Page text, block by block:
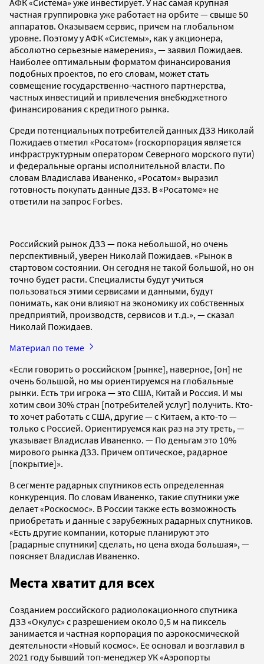
частная группировка уже работает на орбите — свыше 50
аппаратов. Оказываем сервис, причем на глобальном
уровне. Поэтому у АФК «Системы», как у акционера,
абсолютно серьезные намерения», — заявил Пожидаев.
Наиболее оптимальным форматом финансирования
подобных проектов, по его словам, может стать
совмещение государственно-частного партнерства,
частных инвестиций и привлечения внебюджетного
финансирования с кредитного рынка.
Среди потенциальных потребителей данных ДЗЗ Николай
Пожидаев отметил «Росатом» (госкорпорация является
инфраструктурным оператором Северного морского пути)
и федеральные органы исполнительной власти. По
словам Владислава Иваненко, «Росатом» выразил
готовность покупать данные ДЗЗ. В «Росатоме» не
ответили на запрос Forbes.
Российский рынок ДЗЗ — пока небольшой, но очень
перспективный, уверен Николай Пожидаев. «Рынок в
стартовом состоянии. Он сегодня не такой большой, но он
точно будет расти. Специалисты будут учиться
пользоваться этими сервисами и данными, будут
понимать, как они влияют на экономику их собственных
предприятий, производств, сервисов и т.д.», — сказал
Николай Пожидаев.
Материал по теме
«Если говорить о российском [рынке], наверное, [он] не
очень большой, но мы ориентируемся на глобальные
рынки. Есть три игрока — это США, Китай и Россия. И мы
хотим свои 30% стран [потребителей услуг] получить. Кто-
то хочет работать с США, другие — с Китаем, а кто-то —
только с Россией. Ориентируемся как раз на эту треть, —
указывает Владислав Иваненко. — По деньгам это 10%
мирового рынка ДЗЗ. Причем оптическое, радарное
[покрытие]».
В сегменте радарных спутников есть определенная
конкуренция. По словам Иваненко, такие спутники уже
делает «Роскосмос». В России также есть возможность
приобретать и данные с зарубежных радарных спутников.
«Есть другие компании, которые планируют это
[радарные спутники] сделать, но цена входа большая», —
поясняет Владислав Иваненко.
Места хватит для всех
Созданием российского радиолокационного спутника
ДЗЗ «Окулус» с разрешением около 0,5 м на пиксель
занимается и частная корпорация по аэрокосмической
деятельности «Новый космос». Ее основал и возглавил в
2021 году бывший топ-менеджер УК «Аэропорты